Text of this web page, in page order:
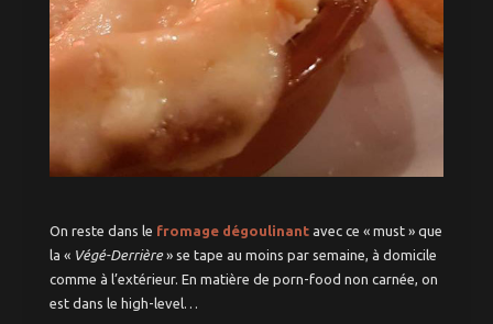
On reste dans le fromage dégoulinant avec ce « must » que
la « Végé-Derrière» se tape au moins par semaine, à domicile
comme à l’extérieur. En matière de porn-food non carnée, on
est dans le high-level…